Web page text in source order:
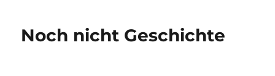
Noch nicht Geschichte